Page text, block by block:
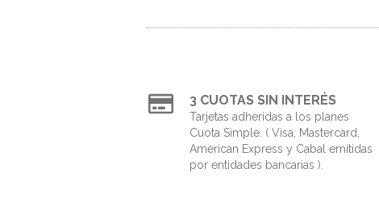
3 CUOTAS SIN INTERÉS
Tarjetas adheridas a los planes
Cuota Simple. ( Visa, Mastercard,
American Express y Cabal emitidas
por entidades bancarias ).